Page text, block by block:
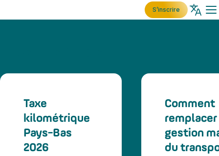
S’inscrire
Taxe
kilométrique
Pays-Bas
2026
Comment
remplacer
gestion
du